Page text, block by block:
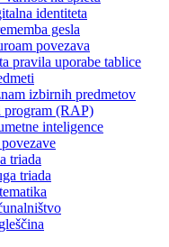
identiteta
gesla
povezava
pravila uporabe tablice
izbirnih predmetov
program (RAP)
inteligence
triada
triada